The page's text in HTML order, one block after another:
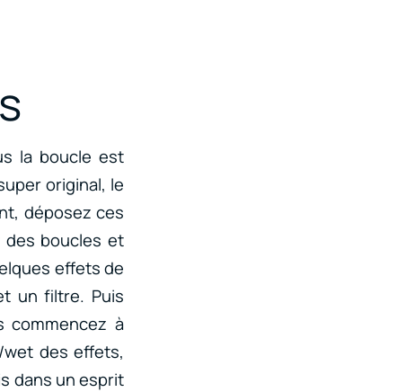
la boucle est
original, le
déposez ces
des boucles et
effets de
un filtre. Puis
commencez à
des effets,
dans un esprit